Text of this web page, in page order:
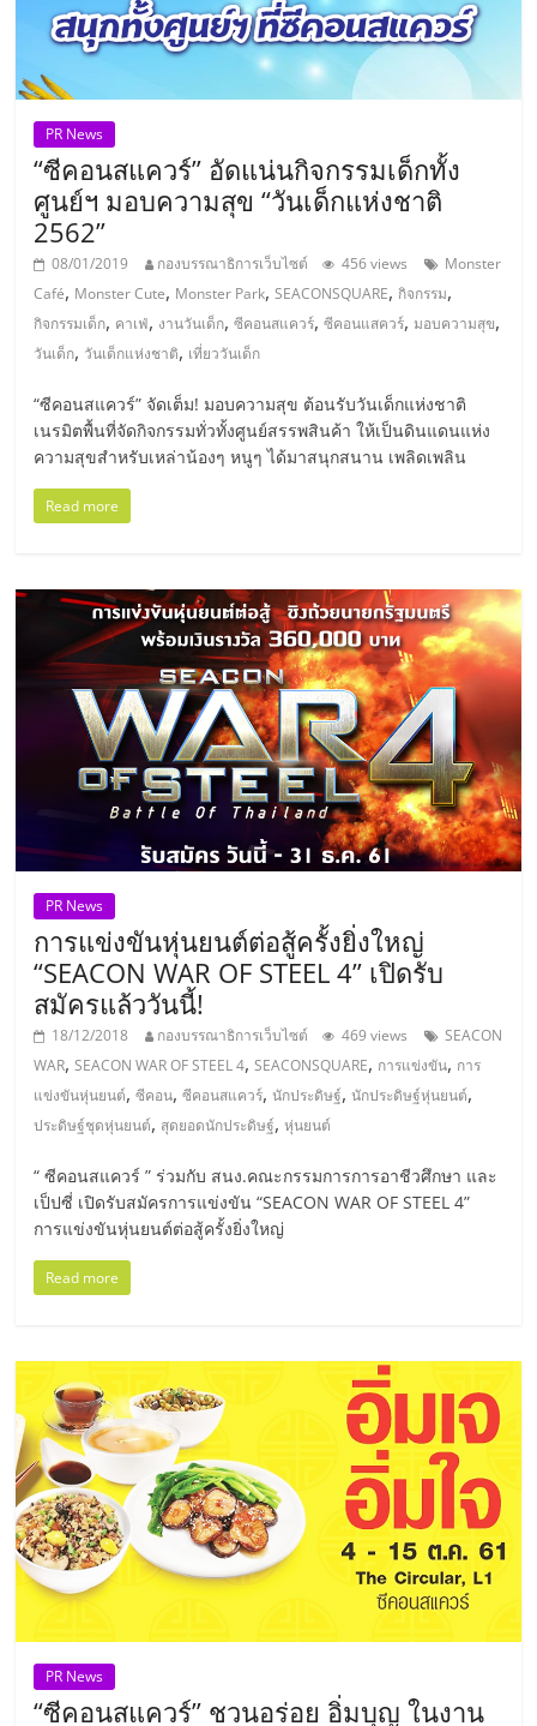
ปรึกษา
แฟ
รน
ไชส์,
รวม
แฟ
รน
ไชส์
ขาย
แฟ
รน
ไชส์
แฟ
รน
ไชส์
ขาย
หน้า
บ้าน
ลงทุน
น้อย
คืน
ทุน
ไว,
ที่
ปรึกษา
การ
PR News
“ซีคอนสแควร์” อัดแน่นกิจกรรมเด็กทั้ง
ศูนย์ฯ มอบความสุข “วันเด็กแห่งชาติ
2562”
08/01/2019 กองบรรณาธิการเว็บไซต์ 456 views
Monster
Café, Monster Cute, Monster Park,SEACONSQUARE,กิจกรรม,
กิจกรรมเด็ก, คาเฟ่, งานวันเด็ก,ซีคอนสแควร์,ซีคอนแสควร์,มอบความสุข,
วันเด็ก, วันเด็กแห่งชาติ, เที่ยววันเด็ก
“ซีคอนสแควร์” จัดเต็ม! มอบความสุข ต้อนรับวันเด็กแห่งชาติ
เนรมิตพื้นที่จัดกิจกรรมทั่วทั้งศูนย์สรรพสินค้า ให้เป็นดินแดนแห่ง
ความสุขสำหรับเหล่าน้องๆ หนูๆ ได้มาสนุกสนาน เพลิดเพลิน
Read more
PR News
การแข่งขันหุ่นยนต์ต่อสู้ครั้งยิ่งใหญ่
“SEACON WAR OF STEEL 4” เปิดรับ
สมัครแล้ววันนี้!
18/12/2018 กองบรรณาธิการเว็บไซต์ 469 views
SEACON
WAR,SEACON WAR OF STEEL 4,SEACONSQUARE, การแข่งขัน, การ
แข่งขันหุ่นยนต์,ซีคอน,ซีคอนสแควร์,นักประดิษฐ์,นักประดิษฐ์หุ่นยนต์,
ประดิษฐ์ชุดหุ่นยนต์, สุดยอดนักประดิษฐ์,หุ่นยนต์
“ ซีคอนสแควร์ ” ร่วมกับ สนง.คณะกรรมการการอาชีวศึกษา และ
เป็ปซี่ เปิดรับสมัครการแข่งขัน “SEACON WAR OF STEEL 4”
การแข่งขันหุ่นยนต์ต่อสู้ครั้งยิ่งใหญ่
Read more
PR News
“ซีคอนสแควร์” ชวนอร่อย อิ่มบุญ ในงาน